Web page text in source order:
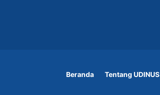
Beranda Tentang UDINUS